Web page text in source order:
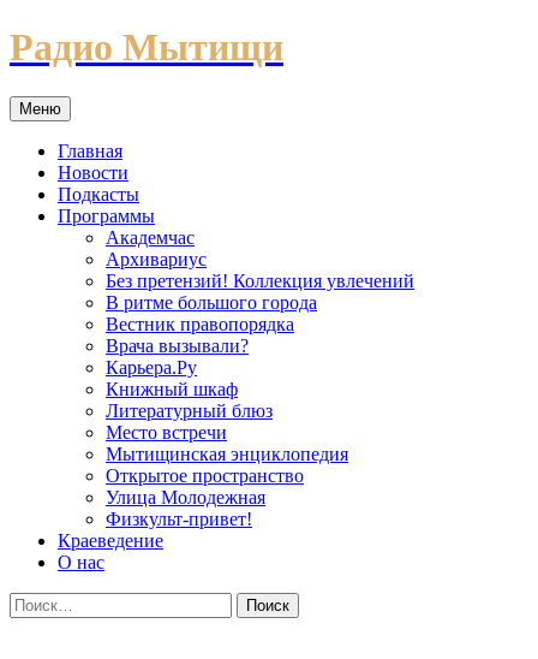
Перейти
к
Радио Мытищи
Меню
Главная
Новости
Подкасты
Программы
Академчас
Архивариус
Без претензий! Коллекция увлечений
В ритме большого города
Вестник правопорядка
Врача вызывали?
Карьера.Ру
Книжный шкаф
Литературный блюз
Место встречи
Мытищинская энциклопедия
Открытое пространство
Улица Молодежная
Физкульт-привет!
Краеведение
О нас
Найти: